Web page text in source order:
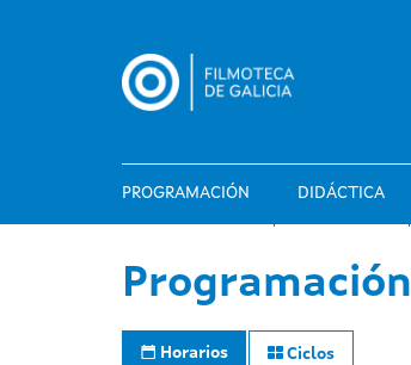
PROGRAMACIÓN DIDÁCTICA
Programación
Horarios Ciclos